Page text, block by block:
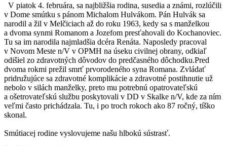
V piatok 4. februára, sa najbližšia rodina, susedia a známi, rozlúčili
v Dome smútku s pánom Michalom Hulvákom. Pán Hulvák sa
narodil a žil v Melčiciach až do roku 1963, kedy sa s manželkou
a dvoma synmi Romanom a Jozefom presťahovali do Kochanoviec.
Tu sa im narodila najmladšia dcéra Renáta. Naposledy pracoval
v Novom Meste n/V v OPMH na úseku civilnej obrany, odkiaľ
odišiel zo zdravotných dôvodov do predčasného dôchodku.Pred
dvoma rokmi prežil smrť prvorodeného syna Romana. Zvládať
pridružujúce sa zdravotné komplikácie a zdravotné postihnutie už
nebolo v silách manželky, preto mu potrebnú opatrovateľskú
a ošetrovateľskú službu poskytovali v DD v Skalke n/V, kde za ním
veľmi často prichádzala. Tu, i po troch rokoch ako 87 ročný, tíško
skonal.
Smútiacej rodine vyslovujeme našu hlbokú sústrasť.